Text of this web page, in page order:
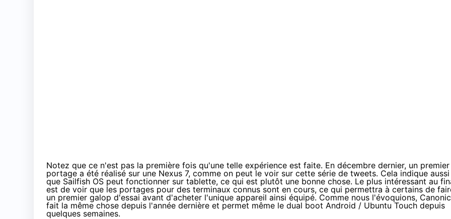
Notez que ce n'est pas la première fois qu'une telle expérience est faite. En décembre dernier, un premier
portage a été réalisé sur une Nexus 7, comme on peut le voir sur cette série de tweets. Cela indique aussi
que Sailfish OS peut fonctionner sur tablette, ce qui est plutôt une bonne chose. Le plus intéressant au
est de voir que les portages pour des terminaux connus sont en cours, ce qui permettra à certains de
un premier galop d'essai avant d'acheter l'unique appareil ainsi équipé. Comme nous l'évoquions,
fait la même chose depuis l'année dernière et permet même le dual boot Android / Ubuntu Touch depuis
quelques semaines.